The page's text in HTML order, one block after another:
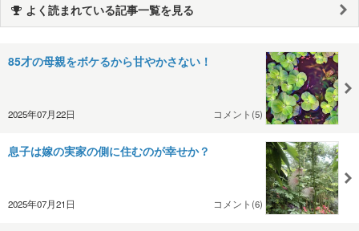
よく読まれている記事一覧を見る
85才の母親をボケるから甘やかさない！
2025年07月22日 コメント(5)
息子は嫁の実家の側に住むのが幸せか？
2025年07月21日 コメント(6)